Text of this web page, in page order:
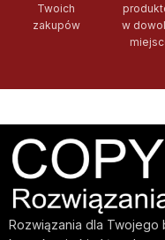
Twoich
zakupów
w
Rozwiązania dla Twojego